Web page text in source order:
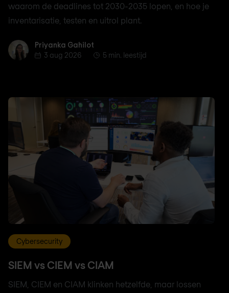
waarom de deadlines tot 2030-2035 lopen, en hoe je
inventarisatie, testen en uitrol plant.
Priyanka Gahilot
Priyanka Gahilot
3 aug 2026
5 min. leestijd
Cybersecurity
SIEM vs CIEM vs CIAM
SIEM, CIEM en CIAM klinken hetzelfde, maar lossen